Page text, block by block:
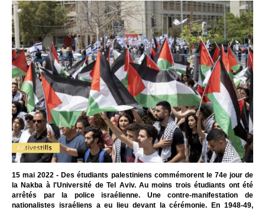
15 mai 2022 - Des étudiants palestiniens commémorent le 74e jour de
la Nakba à l'Université de Tel Aviv. Au moins trois étudiants ont été
arrêtés par la police israélienne. Une contre-manifestation de
nationalistes israéliens a eu lieu devant la cérémonie. En 1948-49,